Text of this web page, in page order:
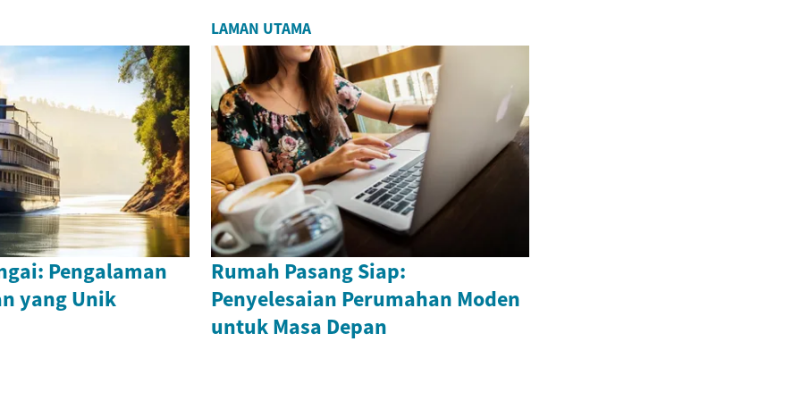
Pengalaman
yang Unik
LAMAN UTAMA
Rumah Pasang Siap:
Penyelesaian Perumahan Moden
untuk Masa Depan